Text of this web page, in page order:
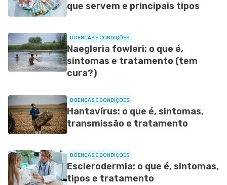
que servem e principais tipos
DOENÇAS E CONDIÇÕES
Naegleria fowleri: o que é,
sintomas e tratamento (tem
cura?)
DOENÇAS E CONDIÇÕES
Hantavírus: o que é, sintomas,
transmissão e tratamento
DOENÇAS E CONDIÇÕES
Esclerodermia: o que é, sintomas,
tipos e tratamento